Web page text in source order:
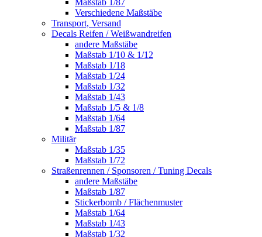
Maßstab 1/87
Verschiedene Maßstäbe
Transport, Versand
Decals Reifen / Weißwandreifen
andere Maßstäbe
Maßstab 1/10 & 1/12
Maßstab 1/18
Maßstab 1/24
Maßstab 1/32
Maßstab 1/43
Maßstab 1/5 & 1/8
Maßstab 1/64
Maßstab 1/87
Militär
Maßstab 1/35
Maßstab 1/72
Straßenrennen / Sponsoren / Tuning Decals
andere Maßstäbe
Maßstab 1/87
Stickerbomb / Flächenmuster
Maßstab 1/64
Maßstab 1/43
Maßstab 1/32